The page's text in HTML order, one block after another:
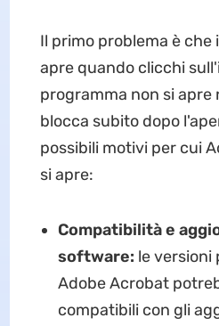
Il primo problema è che
apre quando clicchi
programma non si apre
blocca subito dopo
possibili motivi per cui
si apre:
Compatibilità e
software: le versioni
Adobe Acrobat
compatibili con gli